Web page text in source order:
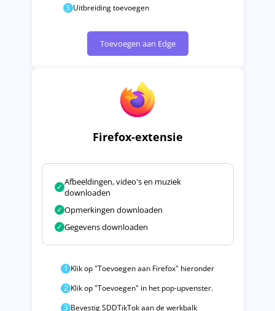
3 Uitbreiding toevoegen
Toevoegen aan Edge
Firefox-extensie
✓ Afbeeldingen, video's en muziek
downloaden
✓Opmerkingen downloaden
✓Gegevens downloaden
1 Klik op "Toevoegen aan Firefox" hieronder
2 Klik op "Toevoegen" in het pop-upvenster.
3 Bevestig SDDTikTok aan de werkbalk